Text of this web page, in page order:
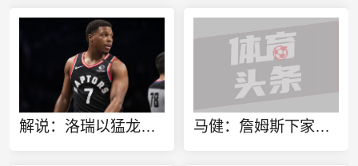
解说：洛瑞以猛龙球员身份进行退役也算是功成身退、落叶归根了 马健：詹姆斯下家不只考虑篮球层面 要能争冠&薪资合适&跟老板熟